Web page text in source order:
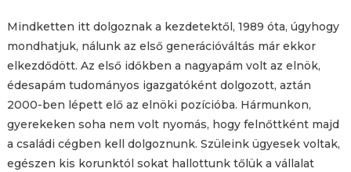
Mindketten itt dolgoznak a kezdetektől, 1989 óta, úgyhogy
mondhatjuk, nálunk az első generációváltás már ekkor
elkezdődött. Az első időkben a nagyapám volt az elnök,
édesapám tudományos igazgatóként dolgozott, aztán
2000-ben lépett elő az elnöki pozícióba. Hármunkon,
gyerekeken soha nem volt nyomás, hogy felnőttként majd
a családi cégben kell dolgoznunk. Szüleink ügyesek voltak,
egészen kis korunktól sokat hallottunk tőlük a vállalat